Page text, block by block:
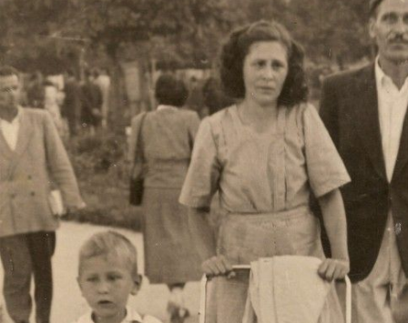
Despre proiect
Din arhiva orasului
Editii anterioare
Panorame
2. Finantatori